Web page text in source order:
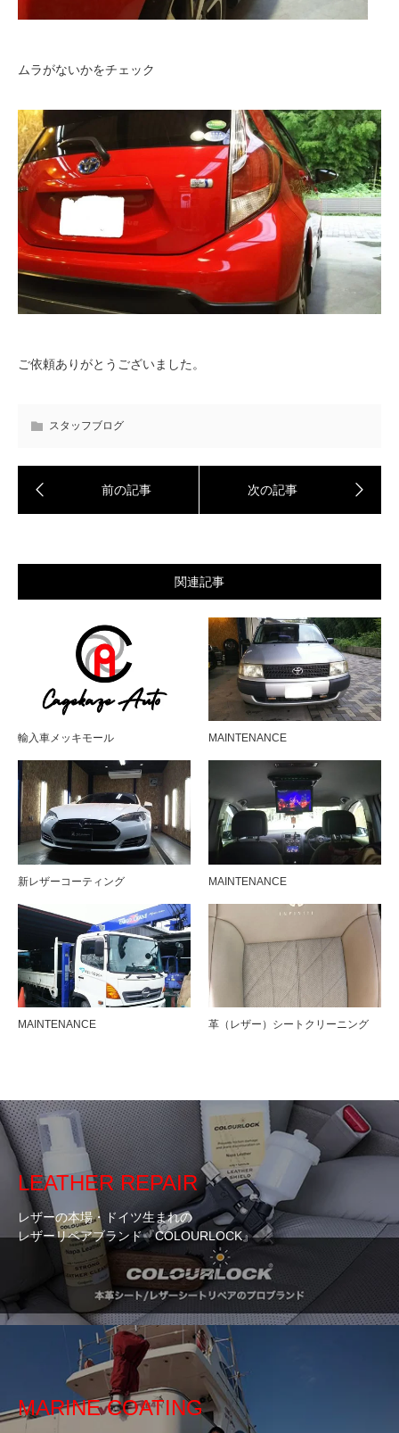
ムラがないかをチェック
ご依頼ありがとうございました。
スタッフブログ
関連記事
輸入車メッキモール MAINTENANCE
新レザーコーティング MAINTENANCE
MAINTENANCE 革（レザー）シートクリーニング
LEATHER REPAIR
レザーの本場・ドイツ生まれの
レザーリペアブランド『COLOURLOCK』
MARINE COATING